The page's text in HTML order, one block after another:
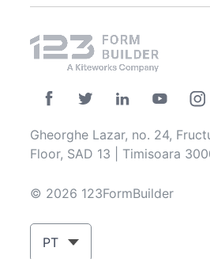
Gheorghe Lazar, no. 24,
Floor, SAD 13 | Timisoara
© 2026 123FormBuilder
PT